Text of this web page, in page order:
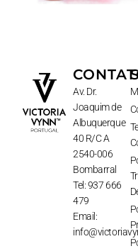
Av. Dr.
Joaquim de
Albuquerque
40 R/C A
2540-006
Bombarral
Tel: 937 666
479
Email: